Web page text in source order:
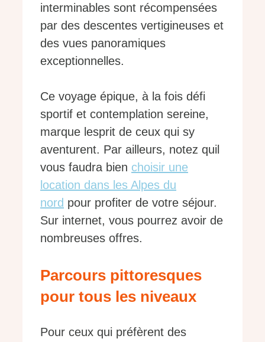
interminables sont récompensées
par des descentes vertigineuses et
des vues panoramiques
exceptionnelles.
Ce voyage épique, à la fois défi
sportif et contemplation sereine,
marque lesprit de ceux qui sy
aventurent. Par ailleurs, notez quil
vous faudra bien choisir une
location dans les Alpes du
nord pour profiter de votre séjour.
Sur internet, vous pourrez avoir de
nombreuses offres.
Parcours pittoresques
pour tous les niveaux
Pour ceux qui préfèrent des